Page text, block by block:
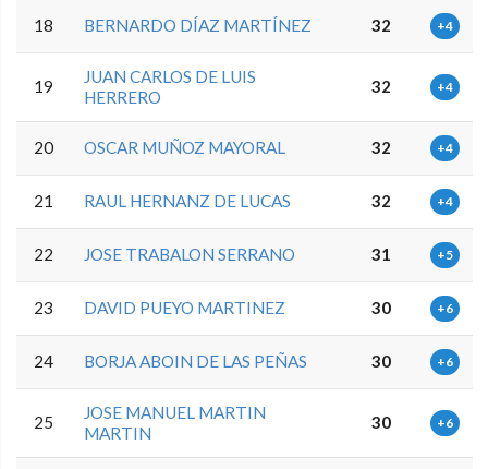
18 BERNARDO DÍAZ MARTÍNEZ 32 +4
19
JUAN CARLOS DE LUIS
HERRERO
32 +4
20 OSCAR MUÑOZ MAYORAL 32 +4
21 RAUL HERNANZ DE LUCAS 32 +4
22 JOSE TRABALON SERRANO 31 +5
23 DAVID PUEYO MARTINEZ 30 +6
24 BORJA ABOIN DE LAS PEÑAS 30 +6
25
JOSE MANUEL MARTIN
MARTIN
30 +6